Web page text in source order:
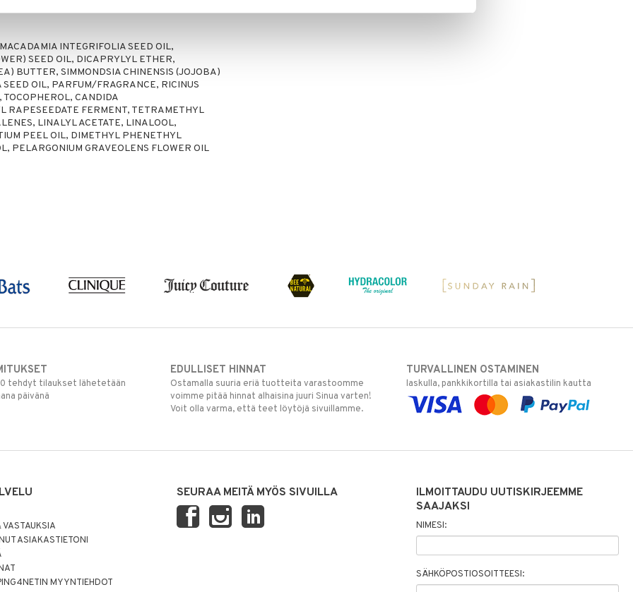
INTEGRIFOLIA SEED OIL,
SEED OIL, DICAPRYLYL ETHER,
BUTTER, SIMMONDSIA CHINENSIS (JOJOBA)
OIL, PARFUM/FRAGRANCE, RICINUS
TOCOPHEROL, CANDIDA
RAPESEEDATE FERMENT, TETRAMETHYL
LINALYL ACETATE, LINALOOL,
PEEL OIL, DIMETHYL PHENETHYL
PELARGONIUM GRAVEOLENS FLOWER OIL
tehdyt tilaukset lähetetään
päivänä
EDULLISET HINNAT
Ostamalla suuria eriä tuotteita varastoomme
voimme pitää hinnat alhaisina juuri Sinua varten!
Voit olla varma, että teet löytöjä sivuillamme.
TURVALLINEN OSTAMINEN
laskulla, pankkikortilla tai asiakastilin kautta
ASIAKASTIETONI
MYYNTIEHDOT
SEURAA MEITÄ MYÖS SIVUILLA
ILMOITTAUDU UUTISKIRJEEMME
SAAJAKSI
NIMESI:
SÄHKÖPOSTIOSOITTEESI: